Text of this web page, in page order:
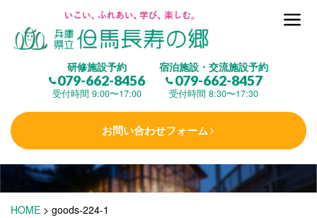
研修施設予約
079-662-8456
受付時間 9:00〜17:00
宿泊施設・交流施設予約
079-662-8457
受付時間 8:30〜17:30
お問い合わせフォーム
但馬長寿の郷とは
(研修施設)
楽しむ
学 ぶ(健康福祉)
HOME > goods-224-1